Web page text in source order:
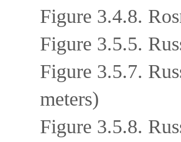
Figure 3.4.8.
Figure 3.5.5.
Figure 3.5.7.
meters)
Figure 3.5.8.